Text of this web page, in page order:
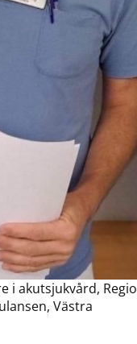
i akutsjukvård,
Västra